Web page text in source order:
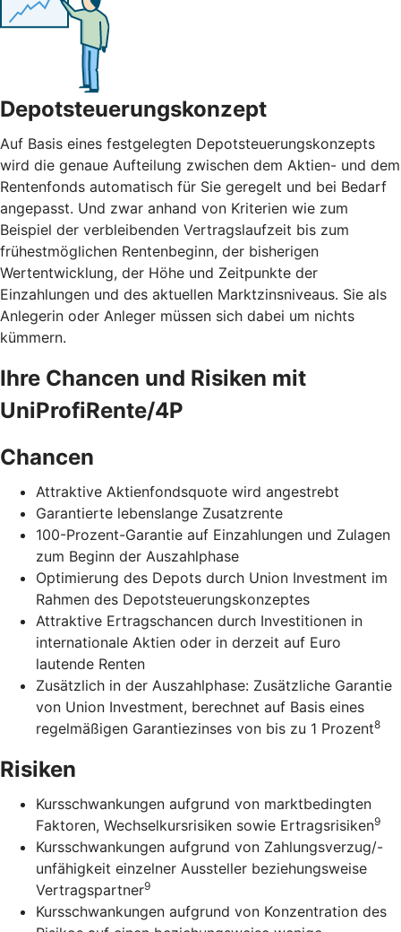
Depotsteuerungskonzept
Auf Basis eines festgelegten Depotsteuerungskonzepts
wird die genaue Aufteilung zwischen dem Aktien- und dem
Rentenfonds automatisch für Sie geregelt und bei Bedarf
angepasst. Und zwar anhand von Kriterien wie zum
Beispiel der verbleibenden Vertragslaufzeit bis zum
frühestmöglichen Rentenbeginn, der bisherigen
Wertentwicklung, der Höhe und Zeitpunkte der
Einzahlungen und des aktuellen Marktzinsniveaus. Sie als
Anlegerin oder Anleger müssen sich dabei um nichts
kümmern.
Ihre Chancen und Risiken mit
UniProfiRente/4P
Chancen
Attraktive Aktienfondsquote wird angestrebt
Garantierte lebenslange Zusatzrente
100-Prozent-Garantie auf Einzahlungen und Zulagen
zum Beginn der Auszahlphase
Optimierung des Depots durch Union Investment im
Rahmen des Depotsteuerungskonzeptes
Attraktive Ertragschancen durch Investitionen in
internationale Aktien oder in derzeit auf Euro
lautende Renten
Zusätzlich in der Auszahlphase: Zusätzliche Garantie
von Union Investment, berechnet auf Basis eines
regelmäßigen Garantiezinses von bis zu 1 Prozent8
Risiken
Kursschwankungen aufgrund von marktbedingten
Faktoren, Wechselkursrisiken sowie Ertragsrisiken9
Kursschwankungen aufgrund von Zahlungsverzug/-
unfähigkeit einzelner Aussteller beziehungsweise
Vertragspartner9
Kursschwankungen aufgrund von Konzentration des